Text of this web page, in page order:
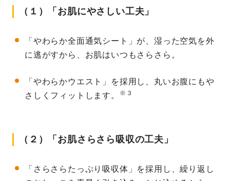
（１）「お肌にやさしい工夫」
「やわらか全面通気シート」が、湿った空気を外
に逃がすから、お肌はいつもさらさら。
「やわらかウエスト」を採用し、丸いお腹にもや
さしくフィットします。
※３
（２）「お肌さらさら吸収の工夫」
「さらさらたっぷり吸収体」を採用し、繰り返し